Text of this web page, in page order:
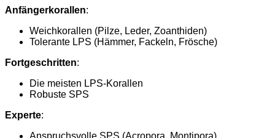
Anfängerkorallen:
Weichkorallen (Pilze, Leder, Zoanthiden)
Tolerante LPS (Hämmer, Fackeln, Frösche)
Fortgeschritten:
Die meisten LPS-Korallen
Robuste SPS
Experte:
Anspruchsvolle SPS (Acropora, Montipora)